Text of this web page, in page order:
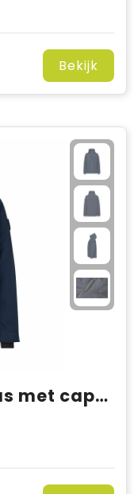
Bekijk
Gewatteerde winterjas met capuchon | dames